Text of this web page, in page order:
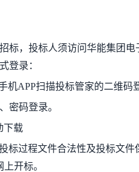
标，投标人须访问华能集团
登录：
机APP扫描投标管家的二维码
密码登录。
下载
标过程文件合法性及投标文
开标。